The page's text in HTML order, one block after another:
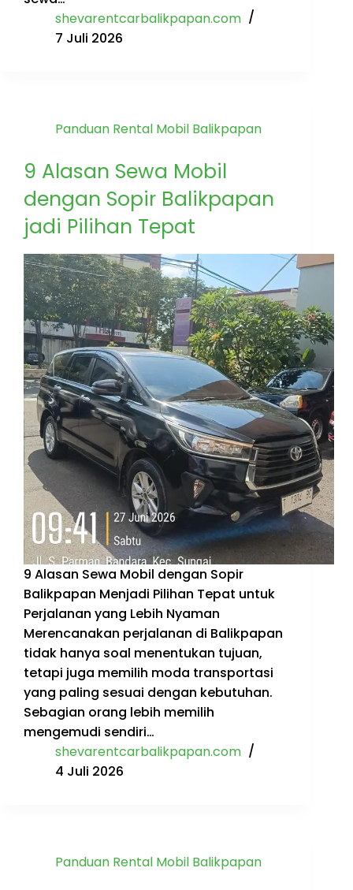
shevarentcarbalikpapan.com
7 Juli 2026
Panduan Rental Mobil Balikpapan
9 Alasan Sewa Mobil
dengan Sopir Balikpapan
jadi Pilihan Tepat
9 Alasan Sewa Mobil dengan Sopir
Balikpapan Menjadi Pilihan Tepat untuk
Perjalanan yang Lebih Nyaman
Merencanakan perjalanan di Balikpapan
tidak hanya soal menentukan tujuan,
tetapi juga memilih moda transportasi
yang paling sesuai dengan kebutuhan.
Sebagian orang lebih memilih
mengemudi sendiri…
shevarentcarbalikpapan.com
4 Juli 2026
Panduan Rental Mobil Balikpapan